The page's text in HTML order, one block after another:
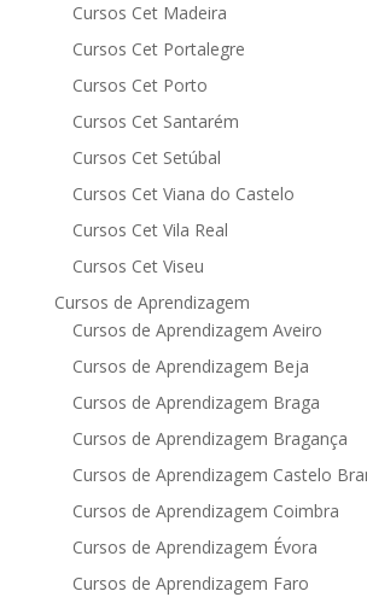
Cursos Cet Madeira
Cursos Cet Portalegre
Cursos Cet Porto
Cursos Cet Santarém
Cursos Cet Setúbal
Cursos Cet Viana do Castelo
Cursos Cet Vila Real
Cursos Cet Viseu
Cursos de Aprendizagem
Cursos de Aprendizagem Aveiro
Cursos de Aprendizagem Beja
Cursos de Aprendizagem Braga
Cursos de Aprendizagem Bragança
Cursos de Aprendizagem Castelo
Cursos de Aprendizagem Coimbra
Cursos de Aprendizagem Évora
Cursos de Aprendizagem Faro